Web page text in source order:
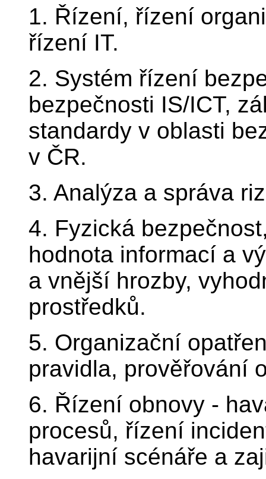
1. Řízení, řízení
řízení IT.
2. Systém řízení
bezpečnosti IS/ICT,
standardy v oblasti
v ČR.
3. Analýza a správa
4. Fyzická
hodnota informací a
a vnější hrozby,
prostředků.
5. Organizační
pravidla, prověřování
6. Řízení obnovy -
procesů, řízení
havarijní scénáře a